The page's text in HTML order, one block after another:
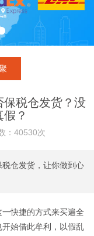
保税仓发货？没
？
：40530次
仓发货，让你做到心
快捷的方式来买遍全
始借此牟利，以假乱